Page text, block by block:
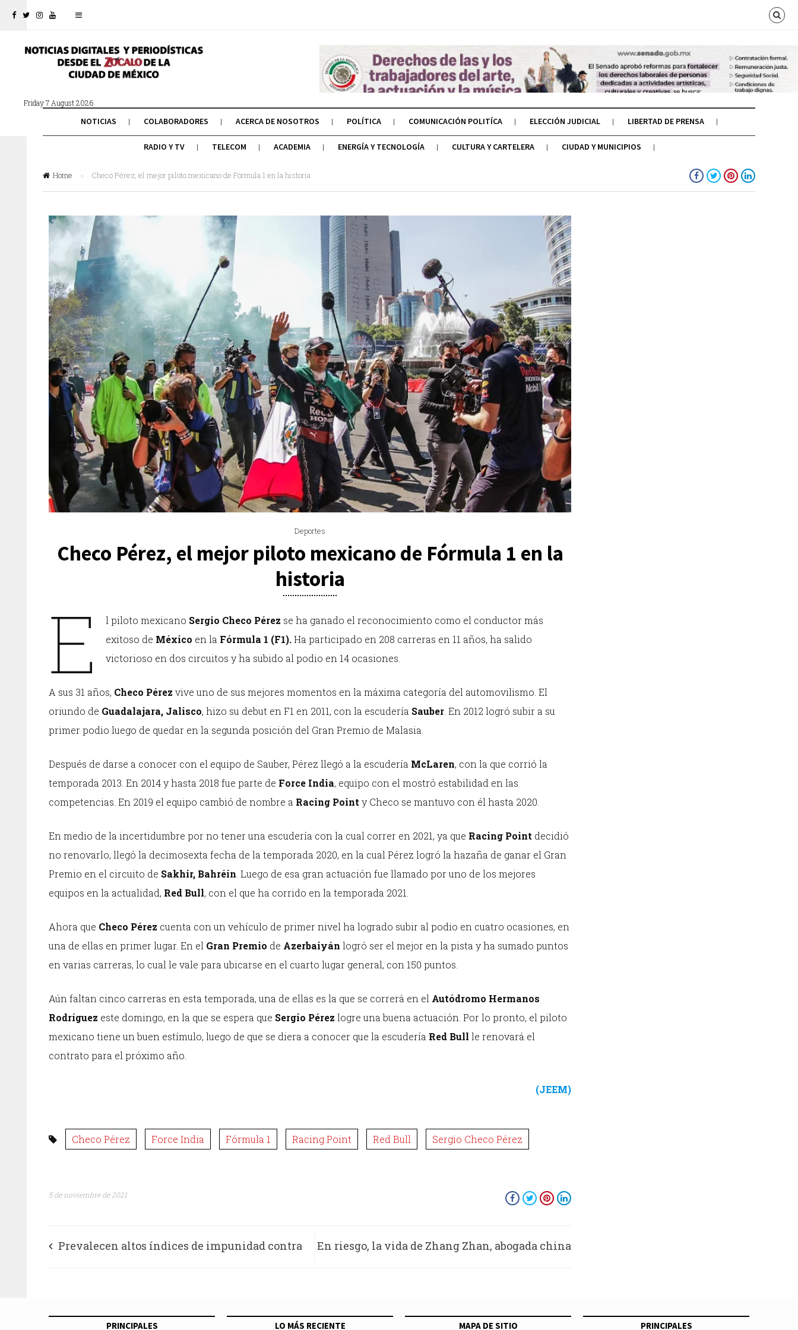
Friday 7 August 2026
NOTICIAS COLABORADORES ACERCA DE NOSOTROS POLÍTICA COMUNICACIÓN POLITÍCA ELECCIÓN JUDICIAL LIBERTAD DE PRENSA
RADIO Y TV TELECOM ACADEMIA ENERGÍA Y TECNOLOGÍA CULTURA Y CARTELERA CIUDAD Y MUNICIPIOS
Home » Checo Pérez, el mejor piloto mexicano de Fórmula 1 en la historia
Deportes
Checo Pérez, el mejor piloto mexicano de Fórmula 1 en la
historia
E l piloto mexicano Sergio Checo Pérez se ha ganado el reconocimiento como el conductor más
exitoso de México en la Fórmula 1 (F1).Ha participado en 208 carreras en 11 años, ha salido
victorioso en dos circuitos y ha subido al podio en 14 ocasiones.
A sus 31 años, Checo Pérez vive uno de sus mejores momentos en la máxima categoría del automovilismo. El
oriundo de Guadalajara, Jalisco, hizo su debut en F1 en 2011, con la escudería Sauber . En 2012 logró subir a su
primer podio luego de quedar en la segunda posición del Gran Premio de Malasia.
Después de darse a conocer con el equipo de Sauber, Pérez llegó a la escudería McLaren, con la que corrió la
temporada 2013. En 2014 y hasta 2018 fue parte de Force India, equipo con el mostró estabilidad en las
competencias. En 2019 el equipo cambió de nombre a Racing Point y Checo se mantuvo con él hasta 2020.
En medio de la incertidumbre por no tener una escudería con la cual correr en 2021, ya que Racing Point decidió
no renovarlo, llegó la decimosexta fecha de la temporada 2020, en la cual Pérez logró la hazaña de ganar el Gran
Premio en el circuito de Sakhir, Bahréin . Luego de esa gran actuación fue llamado por uno de los mejores
equipos en la actualidad, Red Bull, con el que ha corrido en la temporada 2021.
Ahora que Checo Pérez cuenta con un vehículo de primer nivel ha logrado subir al podio en cuatro ocasiones, en
una de ellas en primer lugar. En el Gran Premio de Azerbaiyán logró ser el mejor en la pista y ha sumado puntos
en varias carreras, lo cual le vale para ubicarse en el cuarto lugar general, con 150 puntos.
Aún faltan cinco carreras en esta temporada, una de ellas es la que se correrá en el Autódromo Hermanos
Rodríguez este domingo, en la que se espera que Sergio Pérez logre una buena actuación. Por lo pronto, el piloto
mexicano tiene un buen estímulo, luego de que se diera a conocer que la escudería Red Bull le renovará el
contrato para el próximo año.
(JEEM)
Checo Pérez Force India Fórmula 1 Racing Point Red Bull Sergio Checo Pérez
5 de noviembre de 2021
Prevalecen altos índices de impunidad contra En riesgo, la vida de Zhang Zhan, abogada china
PRINCIPALES LO MÁS RECIENTE MAPA DE SITIO PRINCIPALES